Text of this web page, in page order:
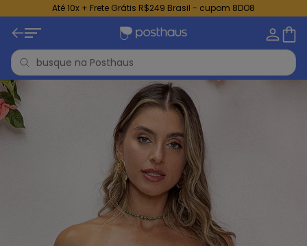
Até 10x + Frete Grátis R$249 Brasil - cupom 8DO8